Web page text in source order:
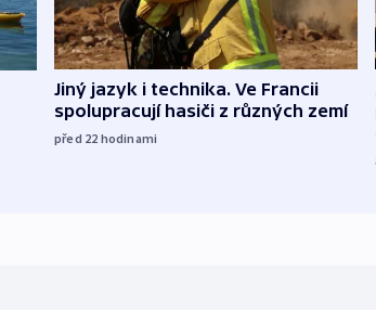
Jiný jazyk i technika. Ve Francii
spolupracují hasiči z různých zemí
před 22 hodinami